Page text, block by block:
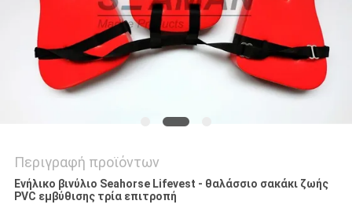
Περιγραφή προϊόντων
Ενήλικο βινύλιο Seahorse Lifevest - θαλάσσιο σακάκι ζωής
PVC εμβύθισης τρία επιτροπή